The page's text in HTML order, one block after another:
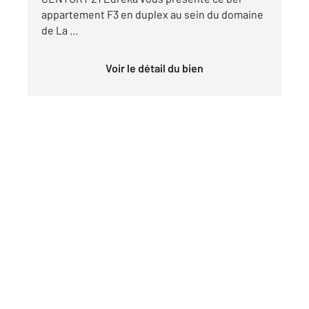
appartement F3 en duplex au sein du domaine
de La ...
Voir le détail du bien